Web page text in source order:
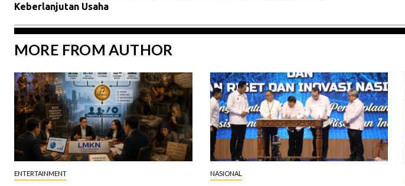
Keberlanjutan Usaha
MORE FROM AUTHOR
ENTERTAINMENT NASIONAL